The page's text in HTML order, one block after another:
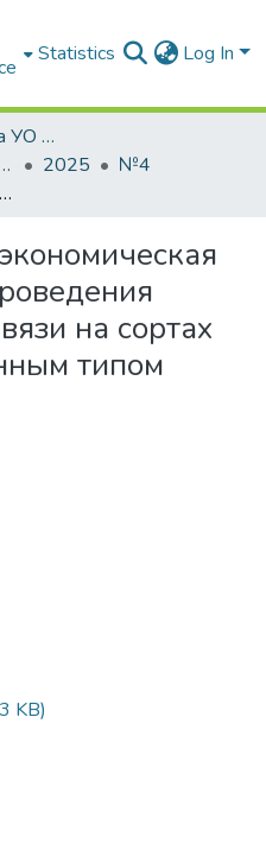
Statistics Log In
Научная периодика УО БГСХА
сельскохозяйственной академии
2025
№4
Хозяйственная и экономическая эффективность проведения прореживания завязи на сортах яблони со смешанным типом плодоношения
на сортах
типом
KB)